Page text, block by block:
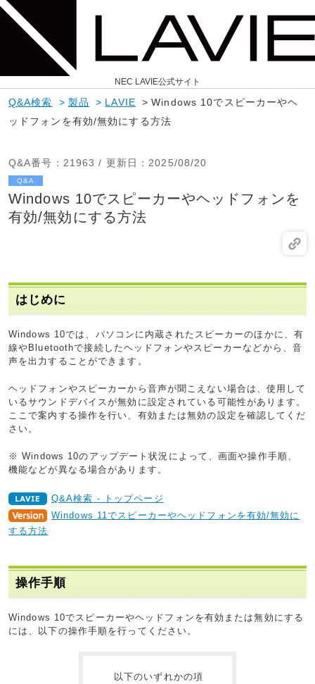
NEC LAVIE公式サイト
Q&A検索 > 製品 > LAVIE > Windows 10でスピーカーやヘ
ッドフォンを有効/無効にする方法
Q&A番号 ：21963 / 更新日 ：2025/08/20
Q&A
Windows 10でスピーカーやヘッドフォンを
有効/無効にする方法
はじめに
Windows 10では、パソコンに内蔵されたスピーカーのほかに、有
線やBluetoothで接続したヘッドフォンやスピーカーなどから、音
声を出力することができます。
ヘッドフォンやスピーカーから音声が聞こえない場合は、使用して
いるサウンドデバイスが無効に設定されている可能性があります。
ここで案内する操作を行い、有効または無効の設定を確認してくだ
さい。
※ Windows 10のアップデート状況によって、画面や操作手順、
機能などが異なる場合があります。
Q&A検索 - トップページ
Windows 11でスピーカーやヘッドフォンを有効/無効に
する方法
操作手順
Windows 10でスピーカーやヘッドフォンを有効または無効にする
には、以下の操作手順を行ってください。
以下のいずれかの項